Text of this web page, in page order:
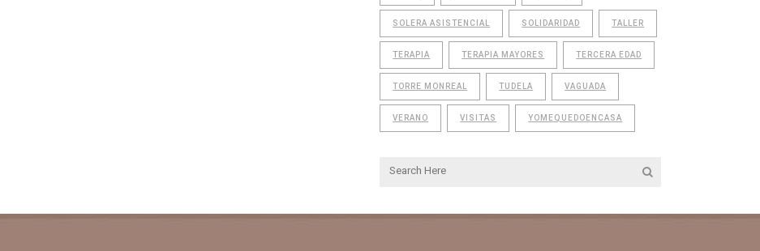
SOLERA ASISTENCIAL SOLIDARIDAD TALLER
TERAPIA TERAPIA MAYORES TERCERA EDAD
TORRE MONREAL TUDELA VAGUADA
VERANO VISITAS YOMEQUEDOENCASA